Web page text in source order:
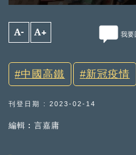
A- A+ 我要
中國高鐵 新冠疫情
刊登日期 : 2023-02-14
編輯︰言嘉庸